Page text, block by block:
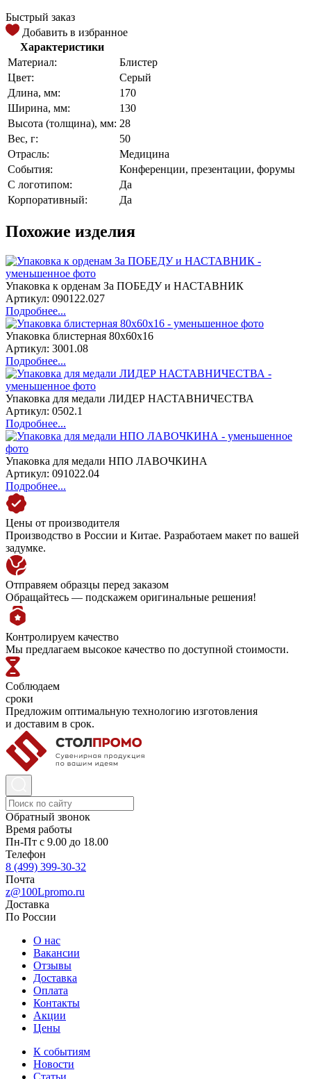
Быстрый заказ
Добавить в избранное
Характеристики
Материал:
Блистер
Цвет:
Серый
Длина, мм:
170
Ширина, мм:
130
Высота (толщина), мм: 28
Вес, г:
50
Отрасль:
Медицина
События:
Конференции, презентации, форумы
С логотипом:
Да
Корпоративный:
Да
Похожие изделия
Упаковка к орденам За ПОБЕДУ и НАСТАВНИК
Артикул: 090122.027
Подробнее...
Упаковка блистерная 80х60х16
Артикул: 3001.08
Подробнее...
Упаковка для медали ЛИДЕР НАСТАВНИЧЕСТВА
Артикул: 0502.1
Подробнее...
Упаковка для медали НПО ЛАВОЧКИНА
Артикул: 091022.04
Подробнее...
Цены от производителя
Производство в России и Китае. Разработаем макет по вашей
задумке.
Отправяем образцы перед заказом
Обращайтесь — подскажем оригинальные решения!
Контролируем качество
Мы предлагаем высокое качество по доступной стоимости.
Соблюдаем
сроки
Предложим оптимальную технологию изготовления
и доставим в срок.
Обратный звонок
Время работы
Пн-Пт с 9.00 до 18.00
Телефон
8 (499) 399-30-32
Почта
z@100Lpromo.ru
Доставка
По России
О нас
Вакансии
Отзывы
Доставка
Оплата
Контакты
Акции
Цены
К событиям
Новости
Статьи